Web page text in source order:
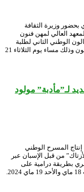
وزيرة الثقافة
العالي لمهن فنون
الوطني الثاني لطلبة
الفنون والتراث المنظم من طرف وزارة الثقافة والفنون وذلك مساء يوم الثلاثاء 21
لـ”مأدبة” مولود
المسرح الوطني
“الأزتاك” من قبل الإسبان عبر
بطريقة درامية على
خشبة المسرح الوطني الجزائري، وذلك يومي السبت 18 ماي والأحد 19 ماي 2024.